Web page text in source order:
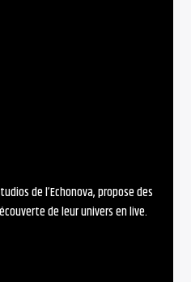
de l’Echonova, propose des
de leur univers en live.